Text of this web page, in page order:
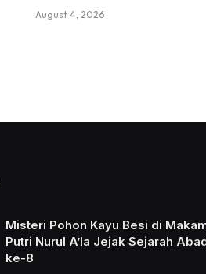
August 4, 2026
Misteri Pohon Kayu Besi di
Putri Nurul A’la Jejak Sejarah
ke-8